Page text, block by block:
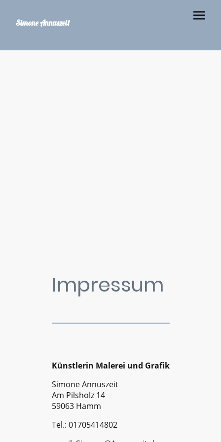
Simone Annuszeit
Impressum
Künstlerin Malerei und Grafik
Simone Annuszeit
Am Pilsholz 14
59063 Hamm
Tel.: 01705414802